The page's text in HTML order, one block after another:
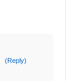
(Reply)